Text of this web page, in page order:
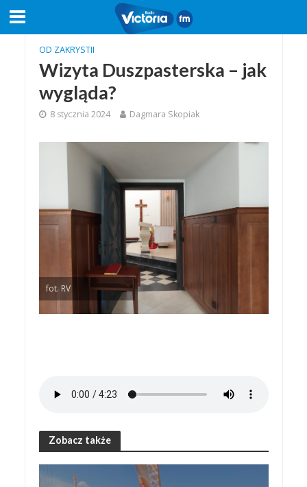
OD ZAKRYSTII
Wizyta Duszpasterska – jak
wygląda?
8 stycznia 2024 Dagmara Skopiak
fot. RV
Zobacz także